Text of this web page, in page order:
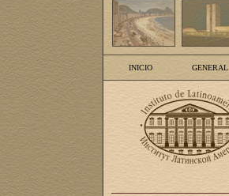
INICIO GENERAL